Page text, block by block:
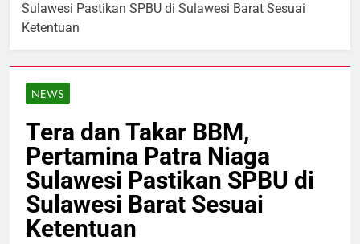
Sulawesi Pastikan SPBU di Sulawesi Barat Sesuai
Ketentuan
NEWS
Tera dan Takar BBM,
Pertamina Patra Niaga
Sulawesi Pastikan SPBU di
Sulawesi Barat Sesuai
Ketentuan